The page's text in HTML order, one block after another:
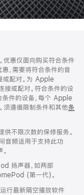
优惠仅面向购买符合条件
，需要将符合条件的音
配对。为 Apple
或配对。符合条件的设
条件的设备，每个 Apple
须遵循限制条件和其他条
不限次数的保修服务。
频适用于支持此功
扬声器，如两部
(第一代)。
行最新隔空播放软件